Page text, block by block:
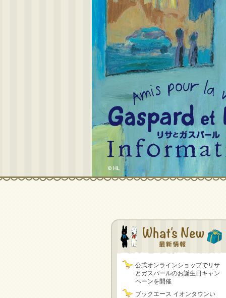
公式オンラインショップでリサ
とガスパールのお誕生日キャン
ペーンを開催
ブックエース イオンタウンい